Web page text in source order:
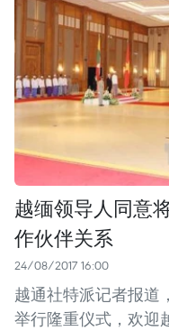
越缅领导人同意
作伙伴关系
24/08/2017 16:00
越通社特派记者报道
举行隆重仪式，欢迎